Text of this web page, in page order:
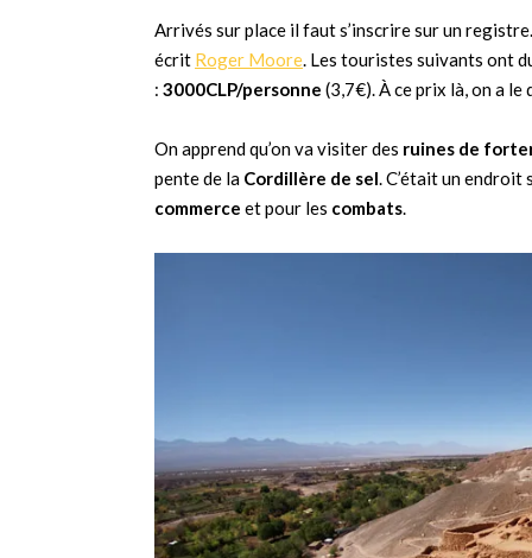
Arrivés sur place il faut s’inscrire sur un
écrit Roger Moore. Les touristes suivants ont
: 3000CLP/personne (3,7€). À ce prix là, on a
On apprend qu’on va visiter des ruines de
pente de la Cordillère de sel. C’était un
commerce et pour les combats.